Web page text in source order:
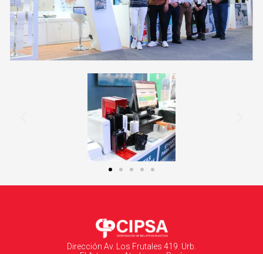
Dirección Av. Los Frutales 419. Urb.